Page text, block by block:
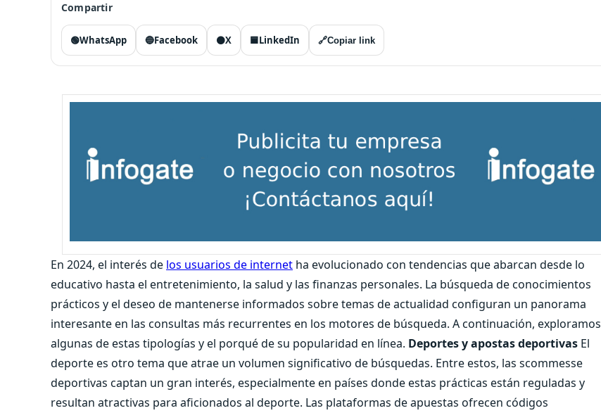
Compartir
🟢WhatsApp 🔵Facebook ⚫X 🟦LinkedIn 🔗Copiar link
En 2024, el interés de los usuarios de internet ha evolucionado con tendencias que abarcan desde lo
educativo hasta el entretenimiento, la salud y las finanzas personales. La búsqueda de conocimientos
prácticos y el deseo de mantenerse informados sobre temas de actualidad configuran un panorama
interesante en las consultas más recurrentes en los motores de búsqueda. A continuación, exploramos
algunas de estas tipologías y el porqué de su popularidad en línea. Deportes y apostas deportivas El
deporte es otro tema que atrae un volumen significativo de búsquedas. Entre estos, las scommesse
deportivas captan un gran interés, especialmente en países donde estas prácticas están reguladas y
resultan atractivas para aficionados al deporte. Las plataformas de apuestas ofrecen códigos